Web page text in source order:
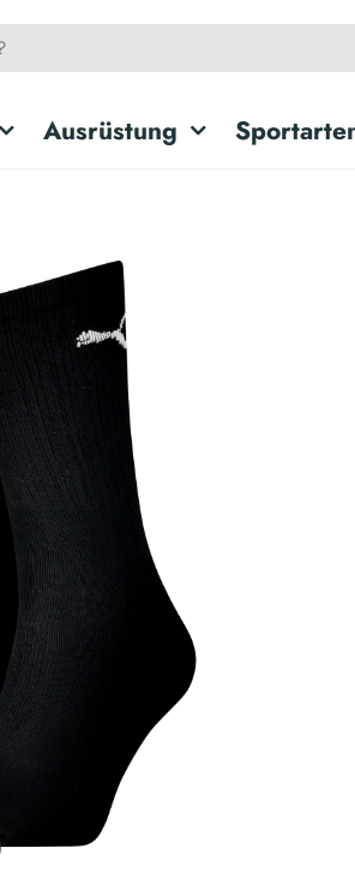
Ausrüstung